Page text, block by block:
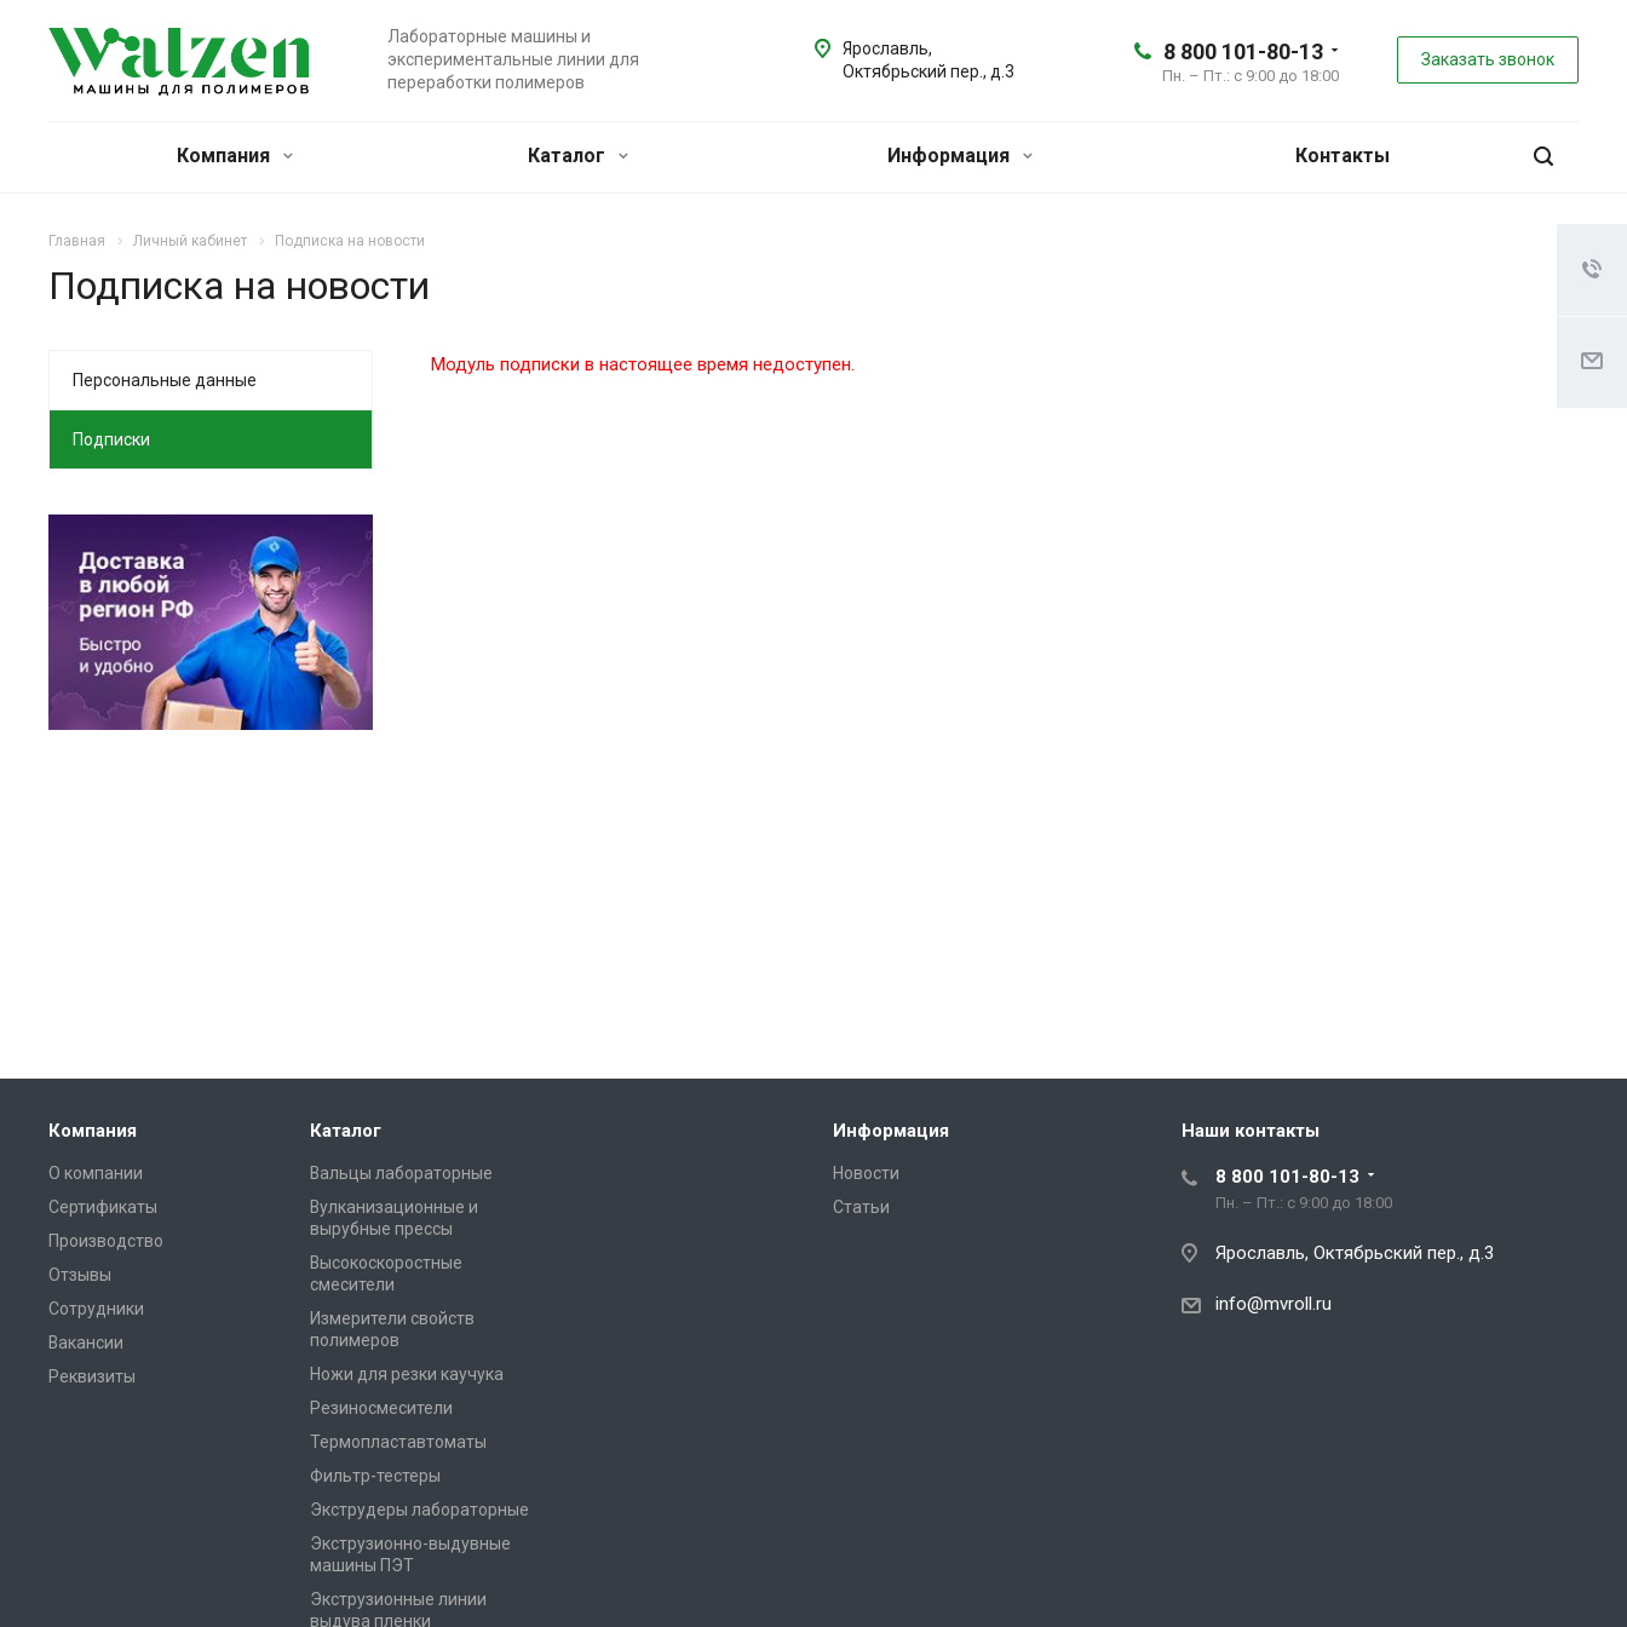
Лабораторные машины и
экспериментальные линии для
переработки полимеров
8 800 101-80-13
Пн. – Пт.: с 9:00 до 18:00
Заказать звонок
Ярославль,
Октябрьский пер., д.3
Компания Каталог Информация Контакты
Главная Личный кабинет Подписка на новости
Подписка на новости
Модуль подписки в настоящее время недоступен.
Персональные данные
Подписки
Компания
О компании
Сертификаты
Производство
Отзывы
Сотрудники
Вакансии
Реквизиты
Каталог
Вальцы лабораторные
Вулканизационные и
вырубные прессы
Высокоскоростные
смесители
Измерители свойств
полимеров
Ножи для резки каучука
Резиносмесители
Термопластавтоматы
Фильтр-тестеры
Экструдеры лабораторные
Экструзионно-выдувные
машины ПЭТ
Экструзионные линии
выдува пленки
Информация
Новости
Статьи
Наши контакты
8 800 101-80-13
Пн. – Пт.: с 9:00 до 18:00
Ярославль, Октябрьский пер., д.3
info@mvroll.ru